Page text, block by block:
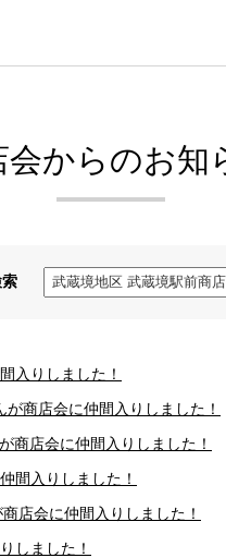
会からのお知
入りしました！
商店会に仲間入りしました！
商店会に仲間入りしました！
間入りしました！
店会に仲間入りしました！
しました！